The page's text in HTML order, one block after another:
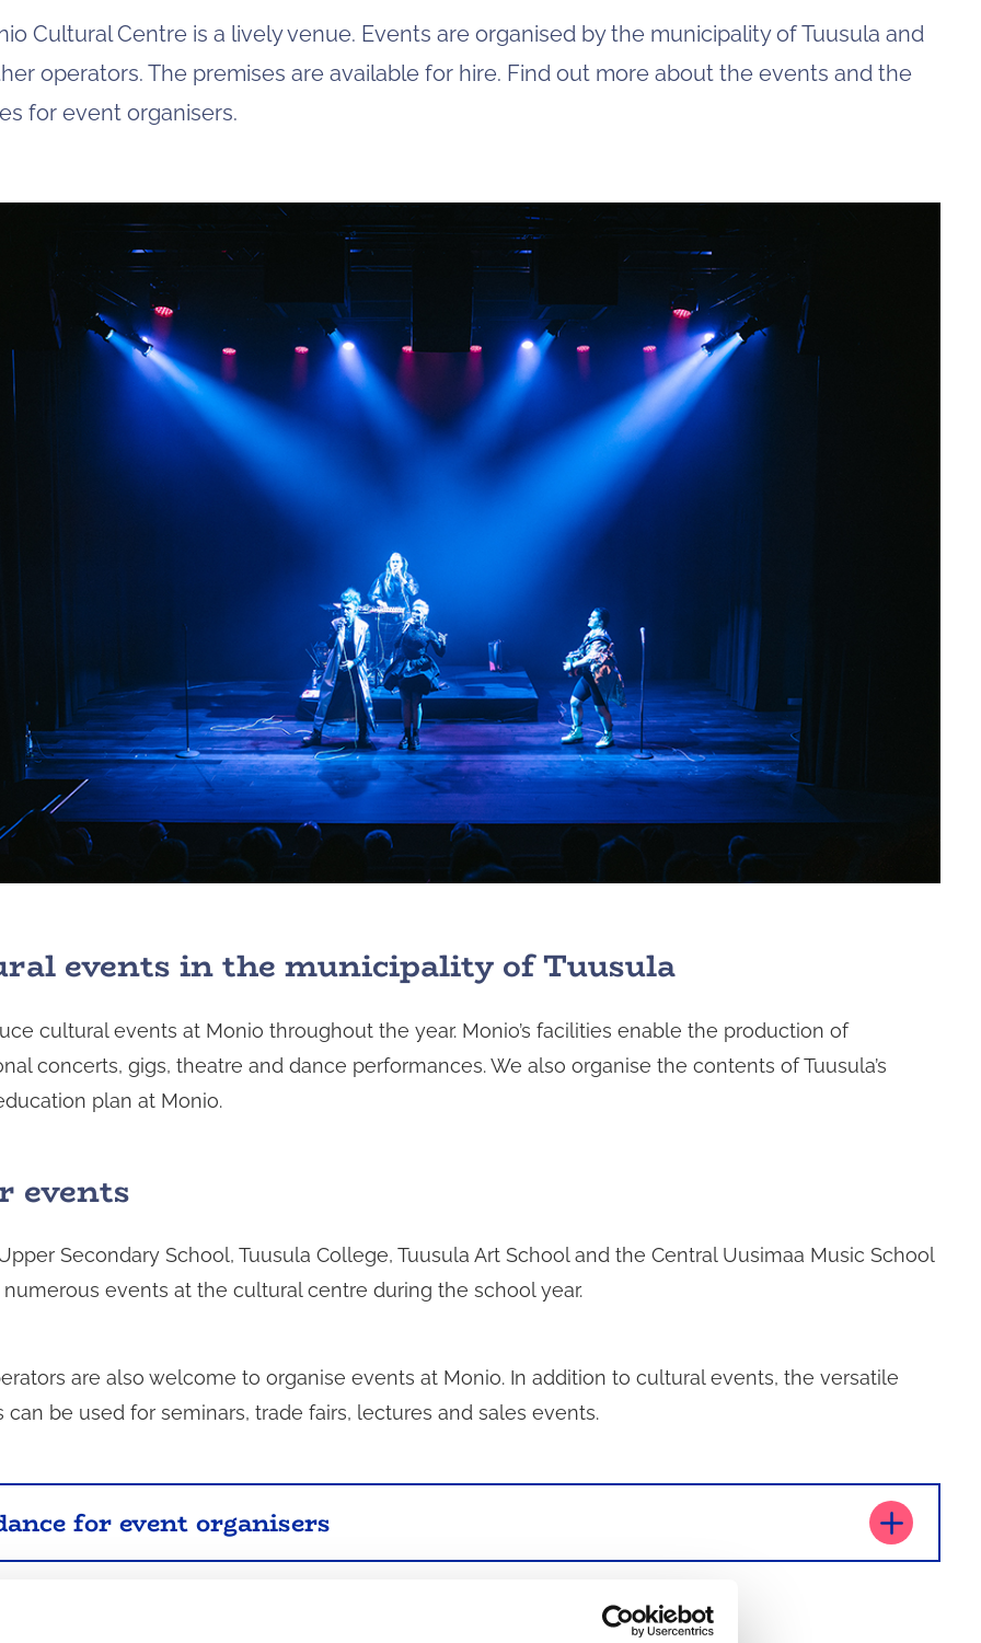
navigate
to
On
devices,
you
can
explore
the
results
by
touching
Cultural Centre is a lively venue. Events are organised by the municipality of Tuusula and
operators. The premises are available for hire. Find out more about the events and the
for event organisers.
events in the municipality of Tuusula
cultural events at Monio throughout the year. Monio’s facilities enable the production of
concerts, gigs, theatre and dance performances. We also organise the contents of Tuusula’s
plan at Monio.
events
Secondary School, Tuusula College, Tuusula Art School and the Central Uusimaa Music School
numerous events at the cultural centre during the school year.
are also welcome to organise events at Monio. In addition to cultural events, the versatile
can be used for seminars, trade fairs, lectures and sales events.
for event organisers